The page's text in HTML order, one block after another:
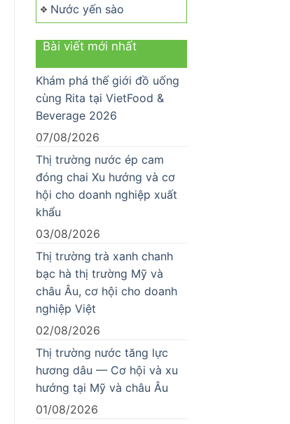
Nước yến sào
Bài viết mới nhất
Khám phá thế giới đồ uống
cùng Rita tại VietFood &
Beverage 2026
07/08/2026
Thị trường nước ép cam
đóng chai Xu hướng và cơ
hội cho doanh nghiệp xuất
khẩu
03/08/2026
Thị trường trà xanh chanh
bạc hà thị trường Mỹ và
châu Âu, cơ hội cho doanh
nghiệp Việt
02/08/2026
Thị trường nước tăng lực
hương dâu — Cơ hội và xu
hướng tại Mỹ và châu Âu
01/08/2026